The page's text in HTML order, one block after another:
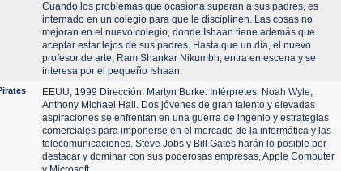
Cuando los problemas que ocasiona superan a sus padres, es
internado en un colegio para que le disciplinen. Las cosas no
mejoran en el nuevo colegio, donde Ishaan tiene además que
aceptar estar lejos de sus padres. Hasta que un día, el nuevo
profesor de arte, Ram Shankar Nikumbh, entra en escena y se
interesa por el pequeño Ishaan.
EEUU, 1999 Dirección: Martyn Burke. Intérpretes: Noah Wyle,
Anthony Michael Hall. Dos jóvenes de gran talento y elevadas
aspiraciones se enfrentan en una guerra de ingenio y estrategias
comerciales para imponerse en el mercado de la informática y las
telecomunicaciones. Steve Jobs y Bill Gates harán lo posible por
destacar y dominar con sus poderosas empresas, Apple Computer